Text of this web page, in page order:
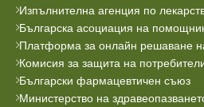
Изпълнителна агенция по
Българска асоциация на
Платформа за онлайн решаване
Комисия за защита на
Български фармацевтичен съюз
Министерство на